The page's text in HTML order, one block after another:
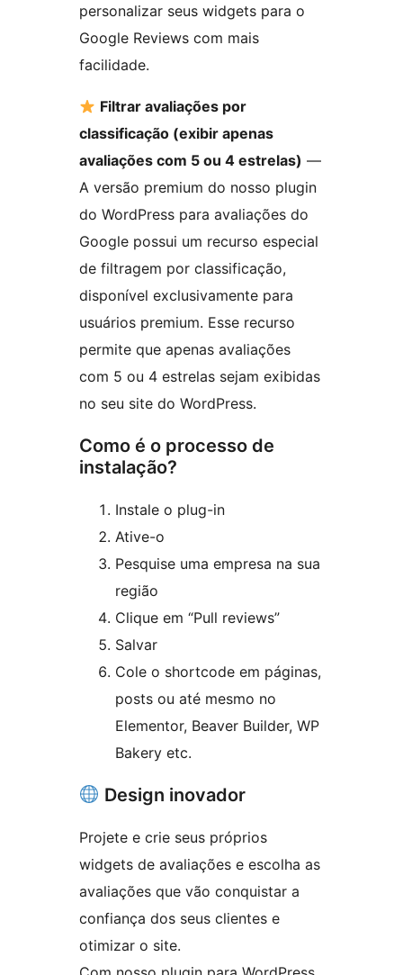
personalizar seus widgets para o
Google Reviews com mais
facilidade.
Filtrar avaliações por
classificação (exibir apenas
avaliações com 5 ou 4 estrelas) —
A versão premium do nosso plugin
do WordPress para avaliações do
Google possui um recurso especial
de filtragem por classificação,
disponível exclusivamente para
usuários premium. Esse recurso
permite que apenas avaliações
com 5 ou 4 estrelas sejam exibidas
no seu site do WordPress.
Como é o processo de
instalação?
Instale o plug-in
Ative-o
Pesquise uma empresa na sua
região
Clique em “Pull reviews”
Salvar
Cole o shortcode em páginas,
posts ou até mesmo no
Elementor, Beaver Builder, WP
Bakery etc.
Design inovador
Projete e crie seus próprios
widgets de avaliações e escolha as
avaliações que vão conquistar a
confiança dos seus clientes e
otimizar o site.